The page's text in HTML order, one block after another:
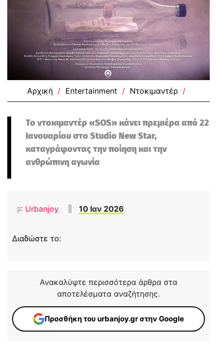
Αρχική / Entertainment / Ντοκιμαντέρ /
Το ντοκιμαντέρ «SOS» κάνει πρεμιέρα από 22
Ιανουαρίου στο Studio New Star,
καταγράφοντας την ποίηση και την
ανθρώπινη αγωνία
Urbanjoy 10 Ιαν 2026
Διαδώστε το:
Ανακαλύψτε περισσότερα άρθρα στα
αποτελέσματα αναζήτησης.
Προσθήκη του urbanjoy.gr στην Google